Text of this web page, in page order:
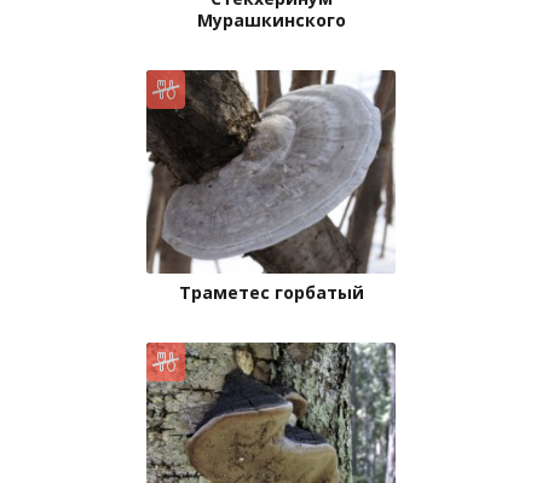
Мурашкинского
Траметес горбатый